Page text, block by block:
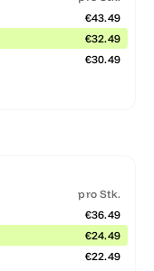
€43.49
€32.49
€30.49
pro Stk.
€36.49
€24.49
€22.49